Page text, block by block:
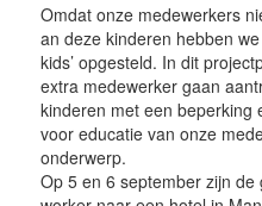
Omdat onze medewerkers
an deze kinderen hebben
kids’ opgesteld. In dit
extra medewerker gaan
kinderen met een beperking
voor educatie van onze
onderwerp.
Op 5 en 6 september zijn